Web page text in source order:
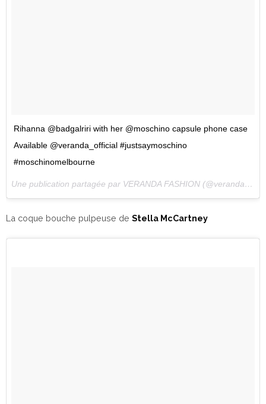
Rihanna @badgalriri with her @moschino capsule phone case
Available @veranda_official #justsaymoschino
#moschinomelbourne
Une publication partagée par VERANDA FASHION (@veranda_official) le
La coque bouche pulpeuse de Stella McCartney